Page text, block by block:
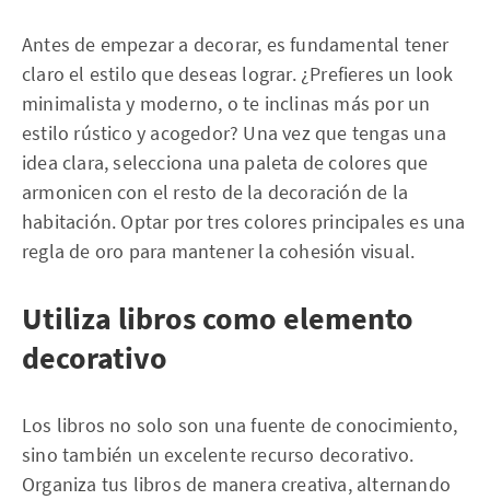
Antes de empezar a decorar, es fundamental tener
claro el estilo que deseas lograr. ¿Prefieres un look
minimalista y moderno, o te inclinas más por un
estilo rústico y acogedor? Una vez que tengas una
idea clara, selecciona una paleta de colores que
armonicen con el resto de la decoración de la
habitación. Optar por tres colores principales es una
regla de oro para mantener la cohesión visual.
Utiliza libros como elemento
decorativo
Los libros no solo son una fuente de conocimiento,
sino también un excelente recurso decorativo.
Organiza tus libros de manera creativa, alternando